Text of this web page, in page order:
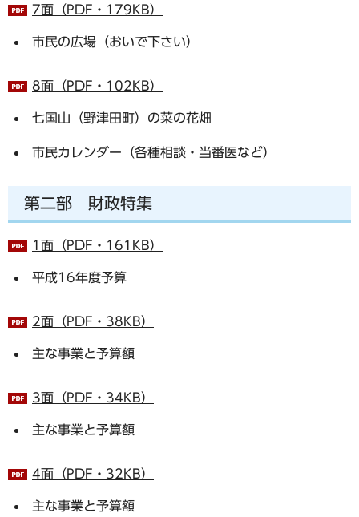
7面（PDF・179KB）
市民の広場（おいで下さい）
8面（PDF・102KB）
七国山（野津田町）の菜の花畑
市民カレンダー（各種相談・当番医など）
第二部 財政特集
1面（PDF・161KB）
平成16年度予算
2面（PDF・38KB）
主な事業と予算額
3面（PDF・34KB）
主な事業と予算額
4面（PDF・32KB）
主な事業と予算額